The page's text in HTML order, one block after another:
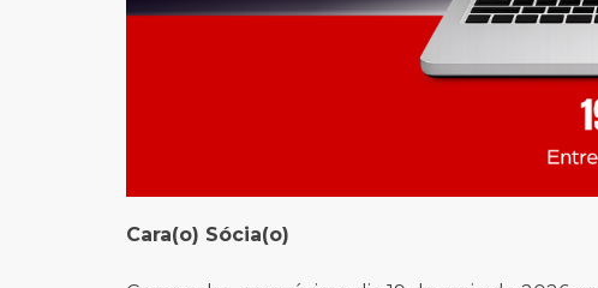
Cara(o) Sócia(o)